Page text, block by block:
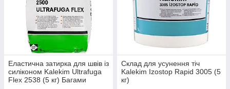
Еластична затирка для швів із
силіконом Kalekim Ultrafuga
Flex 2538 (5 кг) Багами
Склад для усунення тіч
Kalekim Izostop Rapid 3005 (5
кг)